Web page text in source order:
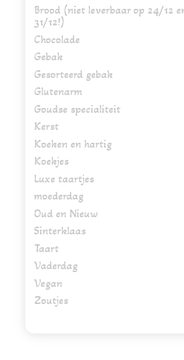
Brood (niet leverbaar op 24/12
31/12!)
Chocolade
Gebak
Gesorteerd gebak
Glutenarm
Goudse specialiteit
Kerst
Koeken en hartig
Koekjes
Luxe taartjes
moederdag
Oud en Nieuw
Sinterklaas
Taart
Vaderdag
Vegan
Zoutjes